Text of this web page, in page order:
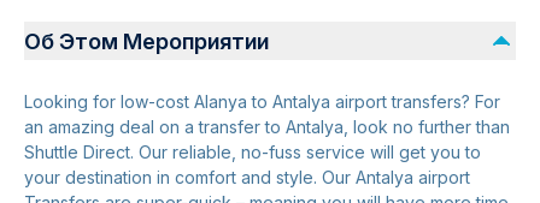
Об Этом Мероприятии
Looking for low-cost Alanya to Antalya airport transfers? For
an amazing deal on a transfer to Antalya, look no further than
Shuttle Direct. Our reliable, no-fuss service will get you to
your destination in comfort and style. Our Antalya airport